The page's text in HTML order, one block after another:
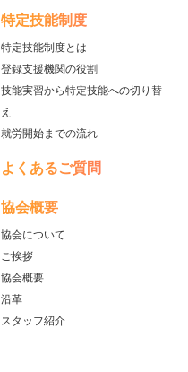
特定技能制度
特定技能制度とは
登録支援機関の役割
技能実習から特定技能への切り替
え
就労開始までの流れ
よくあるご質問
協会概要
協会について
ご挨拶
協会概要
沿革
スタッフ紹介